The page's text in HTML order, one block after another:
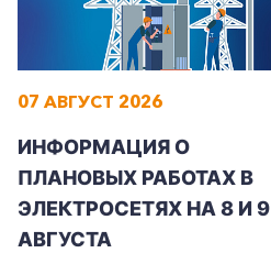
07 АВГУСТ 2026
ИНФОРМАЦИЯ О
ПЛАНОВЫХ РАБОТАХ В
ЭЛЕКТРОСЕТЯХ НА 8 И 9
АВГУСТА